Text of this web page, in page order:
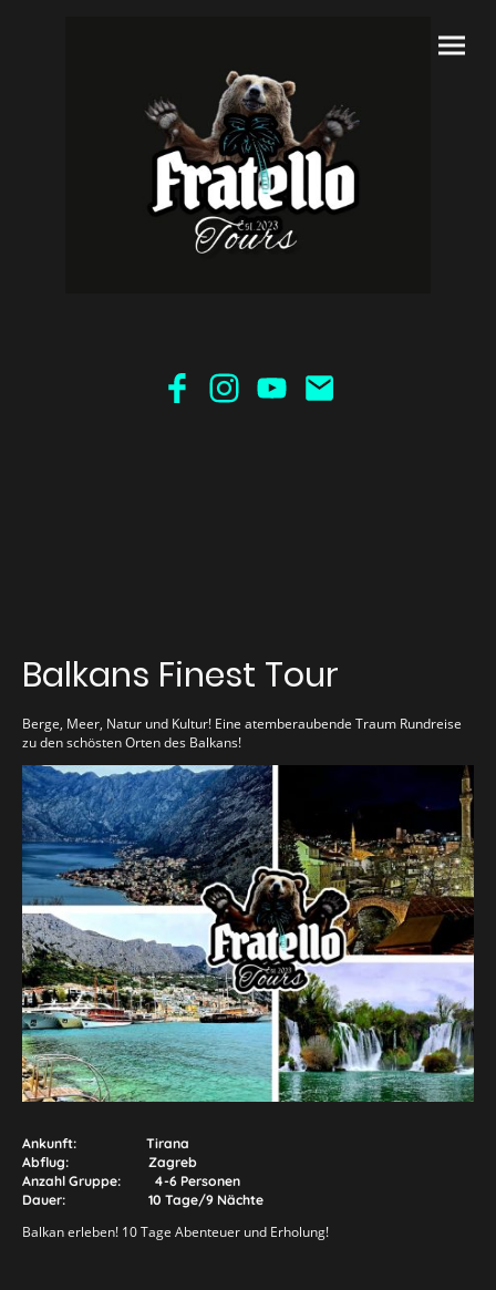
Balkans Finest Tour
Berge, Meer, Natur und Kultur! Eine atemberaubende Traum Rundreise
zu den schösten Orten des Balkans!
Ankunft: Tirana
Abflug: Zagreb
Anzahl Gruppe: 4-6 Personen
Dauer: 10 Tage/9 Nächte
Balkan erleben! 10 Tage Abenteuer und Erholung!